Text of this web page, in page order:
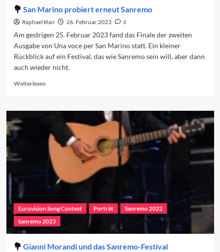
San Marino probiert erneut Sanremo
Raphael Mair 26. Februar 2023
0
Am gestrigen 25. Februar 2023 fand das Finale der zweiten
Ausgabe von Una voce per San Marino statt. Ein kleiner
Rückblick auf ein Festival, das wie Sanremo sein will, aber dann
auch wieder nicht.
WeiterlesenRead
San
erneut
Sanremo
Eurovision Song Contest Porträt
Sanremo 2022
Sanremo 2023
Gianni Morandi und das Sanremo-Festival